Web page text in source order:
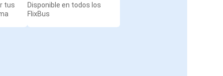
tus
Disponible en todos los
FlixBus